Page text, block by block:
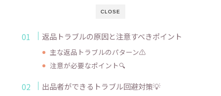
CLOSE
返品トラブルの原因と注意すべきポイント
主な返品トラブルのパターン⚠️
注意が必要なポイント🔍
出品者ができるトラブル回避対策💡